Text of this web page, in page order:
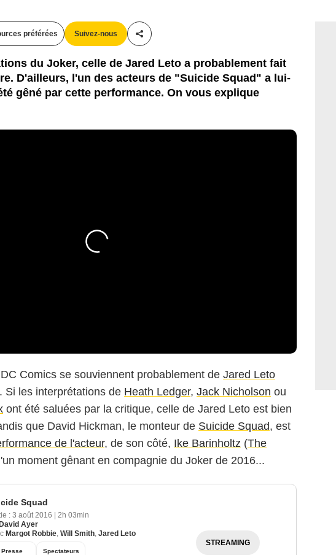
préférées Suivez-nous
Partager cet article
du Joker, celle de Jared Leto a probablement fait
D'ailleurs, l'un des acteurs de "Suicide Squad" a lui-
gêné par cette performance. On vous explique
Comics se souviennent probablement de Jared Leto
Si les interprétations de Heath Ledger, Jack Nicholson ou
ont été saluées par la critique, celle de Jared Leto est bien
que David Hickman, le monteur de Suicide Squad, est
de l'acteur, de son côté, Ike Barinholtz (The
moment gênant en compagnie du Joker de 2016...
Squad
: 3 août 2016
2h 03min
David Ayer
Margot Robbie, Will Smith, Jared Leto
Presse Spectateurs
STREAMING